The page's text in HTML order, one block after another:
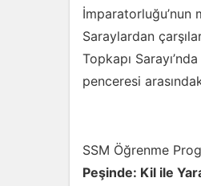
İmparatorluğu’nun
Saraylardan
Topkapı
penceresi
SSM Öğrenme
Peşinde: Kil ile